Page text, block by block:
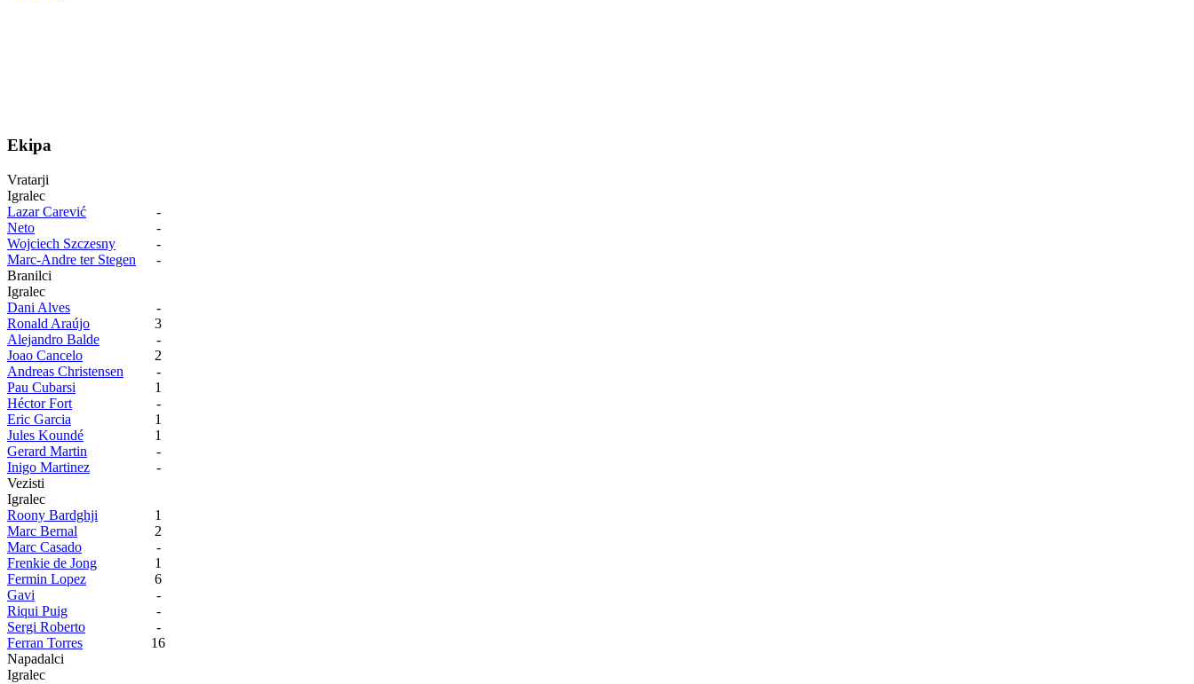
Ekipa
Vratarji
Igralec
Lazar Carević
-
Neto
-
Wojciech Szczesny
-
Marc-Andre ter Stegen
-
Branilci
Igralec
Dani Alves
-
Ronald Araújo
3
Alejandro Balde
-
Joao Cancelo
2
Andreas Christensen
-
Pau Cubarsi
1
Héctor Fort
-
Eric Garcia
1
Jules Koundé
1
Gerard Martin
-
Inigo Martinez
-
Vezisti
Igralec
Roony Bardghji
1
Marc Bernal
2
Marc Casado
-
Frenkie de Jong
1
Fermin Lopez
6
Gavi
-
Riqui Puig
-
Sergi Roberto
-
Ferran Torres
16
Napadalci
Igralec